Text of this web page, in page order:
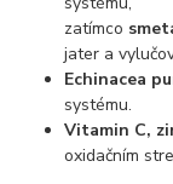
zatímco
jater a
Echinacea
systému.
Vitamin C,
oxidačním